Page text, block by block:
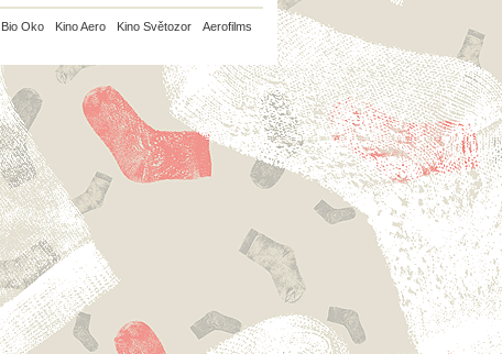
Bio Oko Kino Aero Kino Světozor Aerofilms